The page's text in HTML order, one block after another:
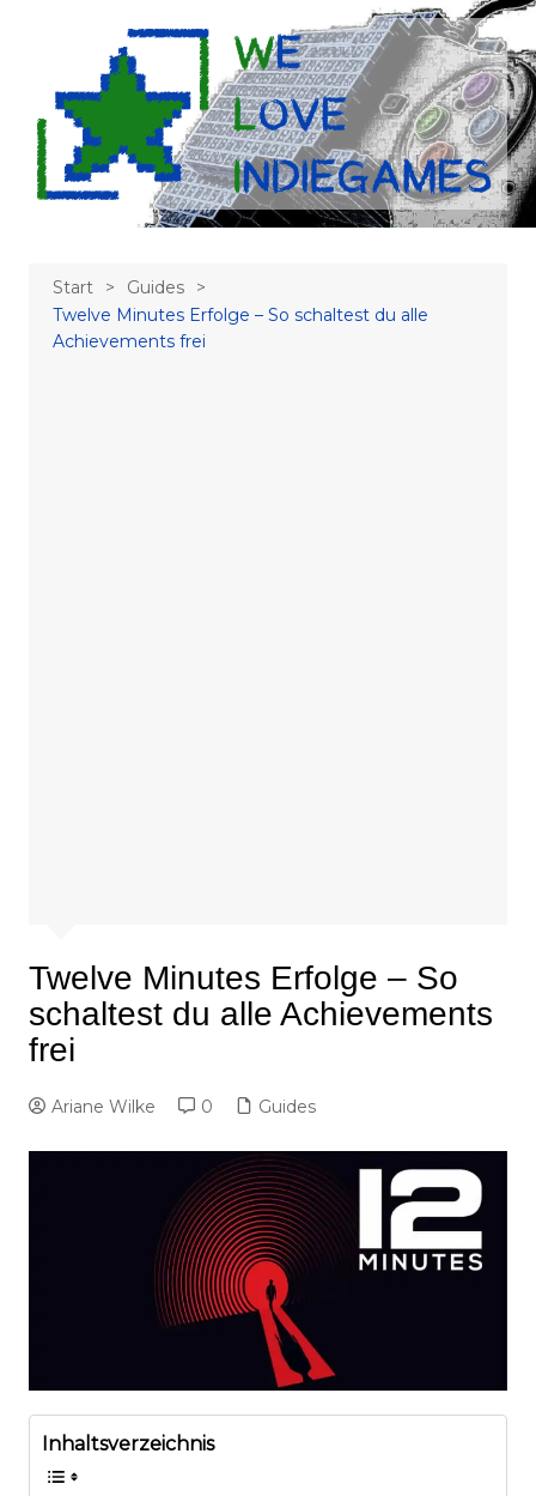
Start
Guides
Twelve Minutes Erfolge – So schaltest du alle
Achievements frei
Twelve Minutes Erfolge – So
schaltest du alle Achievements
frei
Ariane Wilke 0 Guides
Inhaltsverzeichnis